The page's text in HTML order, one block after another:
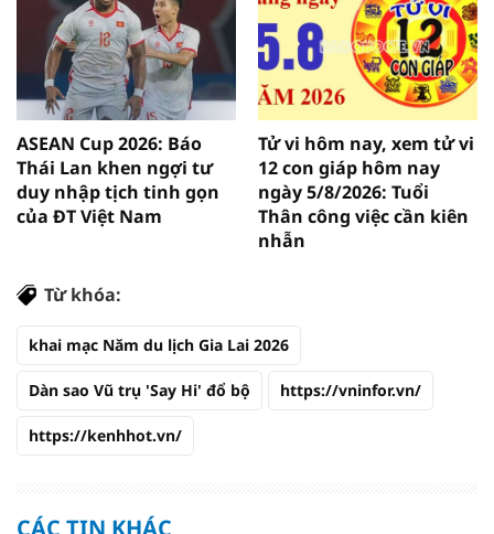
ASEAN Cup 2026: Báo
Thái Lan khen ngợi tư
duy nhập tịch tinh gọn
của ĐT Việt Nam
Tử vi hôm nay, xem tử vi
12 con giáp hôm nay
ngày 5/8/2026: Tuổi
Thân công việc cần kiên
nhẫn
Từ khóa:
khai mạc Năm du lịch Gia Lai 2026
Dàn sao Vũ trụ 'Say Hi' đổ bộ https://vninfor.vn/
https://kenhhot.vn/
CÁC TIN KHÁC